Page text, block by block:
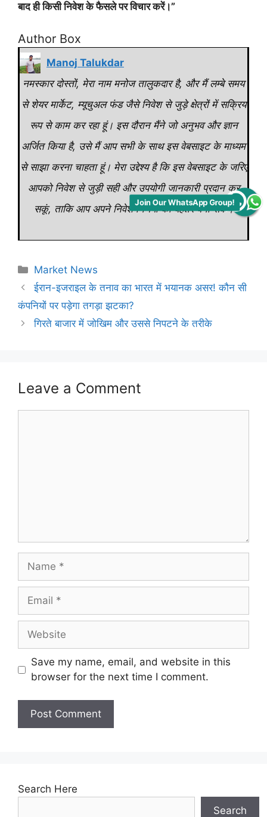
बाद ही किसी निवेश के फैसले पर विचार करें।”
Author Box
Manoj Talukdar
नमस्कार दोस्तों, मेरा नाम मनोज तालुकदार है, और मैं लम्बे समय
से शेयर मार्केट, म्यूचुअल फंड जैसे निवेश से जुड़े क्षेत्रों में सक्रिय
रूप से काम कर रहा हूं। इस दौरान मैंने जो अनुभव और ज्ञान
अर्जित किया है, उसे मैं आप सभी के साथ इस वेबसाइट के माध्यम
से साझा करना चाहता हूं। मेरा उद्देश्य है कि इस वेबसाइट के जरिए
आपको निवेश से जुड़ी सही और उपयोगी जानकारी प्रदान कर
सकूं, ताकि आप अपने निवेश निर्णयों को बेहतर बना सकें।
Categories
Market News
ईरान-इजराइल के तनाव का भारत में भयानक असर! कौन सी
कंपनियों पर पड़ेगा तगड़ा झटका?
गिरते बाजार में जोखिम और उससे निपटने के तरीके
Leave a Comment
Name
Email
Website
Save my name, email, and website in this
browser for the next time I comment.
Search Here
Search
Join Our WhatsApp Group!